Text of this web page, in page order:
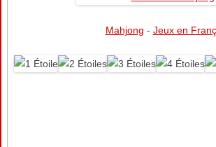
Mahjong - Jeux en